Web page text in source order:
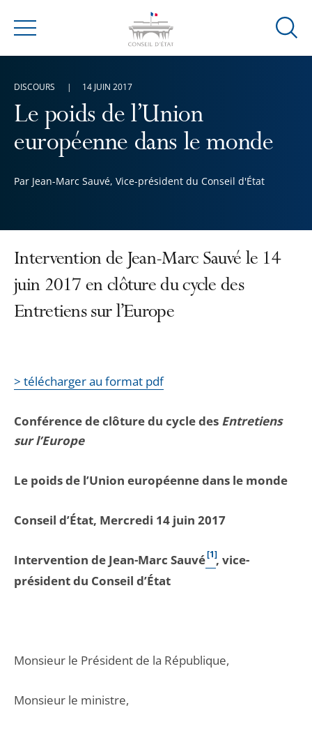
Menu
Ouvrir
Le poids de l’Union
européenne dans le monde
Par Jean-Marc Sauvé, Vice-président du Conseil d'État
DISCOURS 14 JUIN 2017
Intervention de Jean-Marc Sauvé le 14
juin 2017 en clôture du cycle des
Entretiens sur l’Europe
> télécharger au format pdf
Conférence de clôture du cycle des Entretiens
sur l’Europe
Le poids de l’Union européenne dans le monde
Conseil d’État, Mercredi 14 juin 2017
Intervention de Jean-Marc Sauvé[1], vice-
président du Conseil d’État
Monsieur le Président de la République,
Monsieur le ministre,